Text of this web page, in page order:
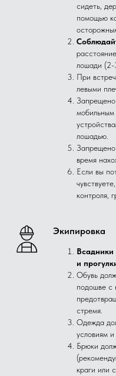
сидеть,
помощью
лошади (2-
При
левыми
Запрещено
лошадью.
Запрещено
время
Если вы
контроля,
Экипировка
Всадники
и
Обувь
подошве с
стремя.
Одежда
условиям
Брюки
краги или